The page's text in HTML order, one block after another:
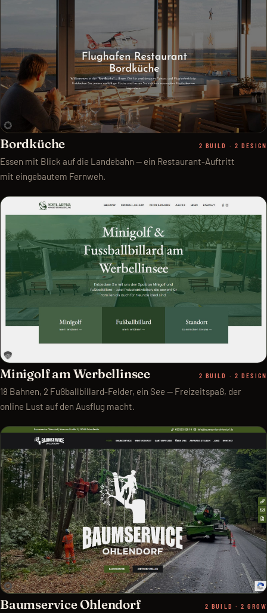
Bordküche 2 BUILD · 2 DESIGN
Essen mit Blick auf die Landebahn — ein Restaurant-Auftritt
mit eingebautem Fernweh.
Minigolf am Werbellinsee 2 BUILD · 2 DESIGN
18 Bahnen, 2 Fußballbillard-Felder, ein See — Freizeitspaß, der
online Lust auf den Ausflug macht.
Baumservice Ohlendorf 2 BUILD · 2 GROW